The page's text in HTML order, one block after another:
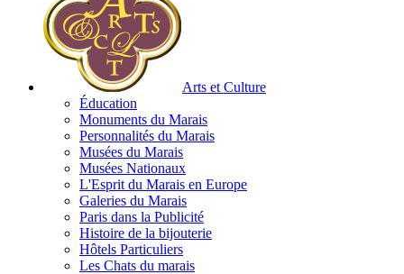
Arts et Culture
Éducation
Monuments du Marais
Personnalités du Marais
Musées du Marais
Musées Nationaux
L'Esprit du Marais en Europe
Galeries du Marais
Paris dans la Publicité
Histoire de la bijouterie
Hôtels Particuliers
Les Chats du marais